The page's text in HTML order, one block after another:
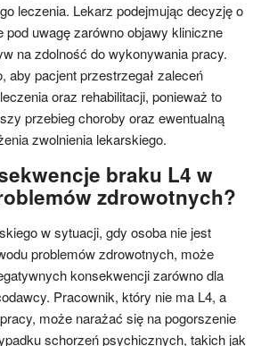
leczenia. Lekarz podejmując decyzję o
pod uwagę zarówno objawy kliniczne
na zdolność do wykonywania pracy.
aby pacjent przestrzegał zaleceń
oraz rehabilitacji, ponieważ to
przebieg choroby oraz ewentualną
zwolnienia lekarskiego.
braku L4 w
zdrowotnych?
w sytuacji, gdy osoba nie jest
problemów zdrowotnych, może
konsekwencji zarówno dla
Pracownik, który nie ma L4, a
może narażać się na pogorszenie
schorzeń psychicznych, takich jak